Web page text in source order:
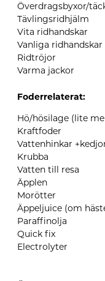
Överdragsbyxor/
Tävlingsridhjälm
Vita ridhandskar
Vanliga ridhandskar
Ridtröjor
Varma jackor
Foderrelaterat:
Hö/hösilage (lite
Kraftfoder
Vattenhinkar
Krubba
Vatten till resa
Äpplen
Morötter
Äppeljuice (om
Paraffinolja
Quick fix
Electrolyter